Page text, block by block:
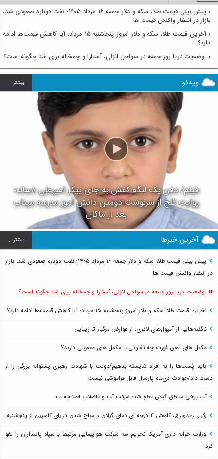
پیش بینی قیمت طلا، سکه و دلار جمعه ۱۶ مرداد ۱۴۰۵؛ نفت دوباره صعودی شد،
بازار در انتظار واکنش قیمت ها
آخرین قیمت طلا، سکه و دلار امروز پنجشنبه ۱۵ مرداد؛ آیا کاهش قیمت‌ها ادامه
دارد؟
وضعیت دریا روز جمعه در سواحل انزلی، آستارا و چمخاله برای شنا چگونه است؟
ویدئو بيشتر ...
فیلم/ دفن یک لنگه کفش به جای پیکر امیرعلی ۸ساله؛
روایت تلخ از سرنوشت دومین دانش آموز مدرسه میناب
بعد از ماکان
آخرین خبرها بيشتر ...
پیش بینی قیمت طلا، سکه و دلار جمعه ۱۶ مرداد ۱۴۰۵؛ نفت دوباره صعودی شد، بازار
در انتظار واکنش قیمت ها
وضعیت دریا روز جمعه در سواحل انزلی، آستارا و چمخاله برای شنا چگونه است؟
آخرین قیمت طلا، سکه و دلار امروز پنجشنبه ۱۵ مرداد؛ آیا کاهش قیمت‌ها ادامه دارد؟
ناگفته‌هایی از آمپول‌های لاغری؛ از عوارض مرگبار تا زیبایی
مکمل های آهن فورت چه تفاوتی با مکمل های معمولی دارند؟
باید پُست‌ها را به افراد شایسته بدهیم/دولت با شهادت رهبری پشتوانه بزرگی را از
دست داد/حوادث دی‌ماه پارسال قابل فراموشی نیست
آب برخی مناطق گیلان قطع شد؛ شرکت آب و فاضلاب اطلاعیه داد
رگبار، رعدوبرق، کاهش ۴ درجه ای دمای گیلان و مواج شدن دریای کاسپین از پنجشنبه
وزارت خزانه داری آمریکا تحریم سه شرکت هواپیمایی مرتبط با سپاه پاسداران را لغو
کرد